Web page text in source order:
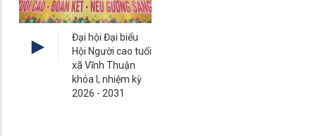
Đại hội Đại biểu
Hội Người cao tuổi
xã Vĩnh Thuận
khóa I, nhiệm kỳ
2026 - 2031